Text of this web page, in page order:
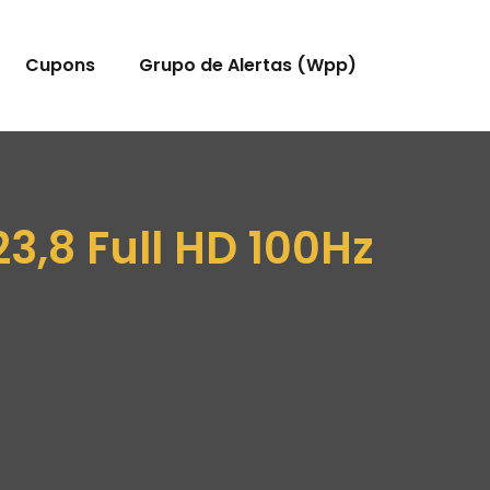
Cupons Grupo de Alertas (Wpp)
Full HD 100Hz